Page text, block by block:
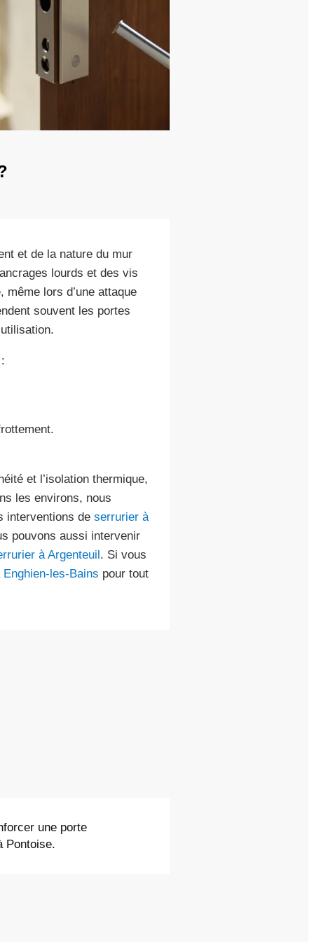
et de la nature du mur
lourds et des vis
lors d’une attaque
souvent les portes
et l’isolation thermique,
les environs, nous
interventions de serrurier à
pouvons aussi intervenir
à Argenteuil . Si vous
les-Bains pour tout
une porte
Pontoise.